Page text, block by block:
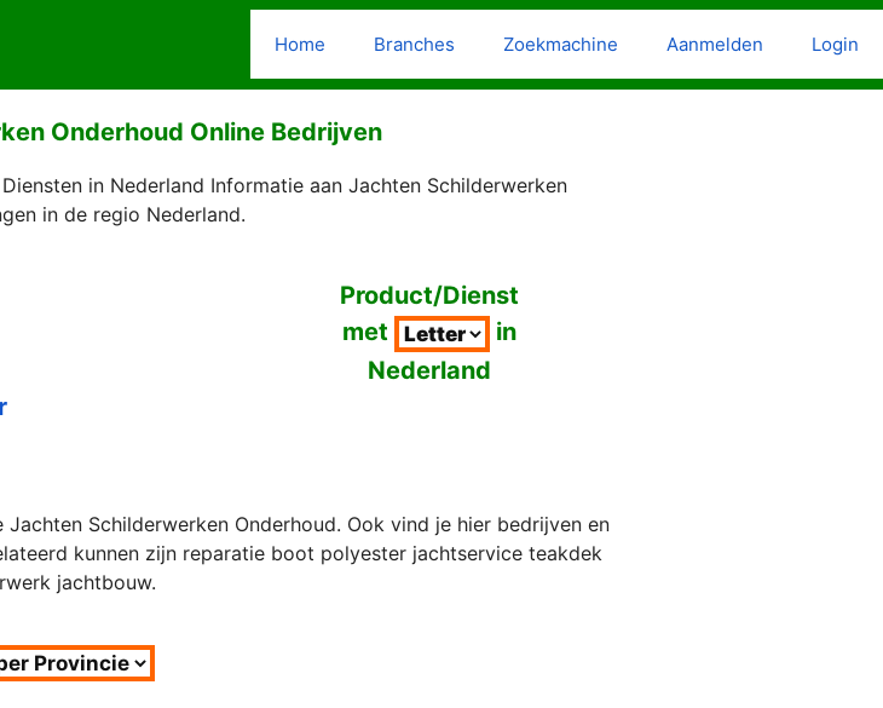
Home Branches Zoekmachine Aanmelden Login
Onderhoud Online Bedrijven
in Nederland Informatie aan Jachten Schilderwerken
in de regio Nederland.
Product/Dienst
met
in
Nederland
Schilderwerken Onderhoud. Ook vind je hier bedrijven en
kunnen zijn reparatie boot polyester jachtservice teakdek
jachtbouw.